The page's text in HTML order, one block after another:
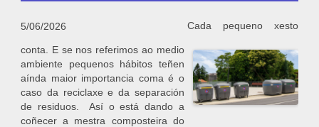
5/06/2026 Cada pequeno xesto
conta. E se nos referimos ao medio
ambiente pequenos hábitos teñen
aínda maior importancia coma é o
caso da reciclaxe e da separación
de residuos. Así o está dando a
coñecer a mestra composteira do